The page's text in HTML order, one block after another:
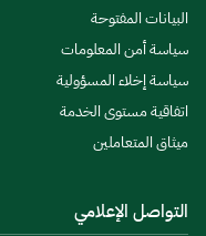
البيانات المفتوحة
سياسة أمن المعلومات
سياسة إخلاء المسؤولية
اتفاقية مستوى الخدمة
ميثاق المتعاملين
التواصل الإعلامي